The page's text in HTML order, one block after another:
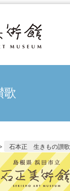
> 石本正 生きもの讃歌